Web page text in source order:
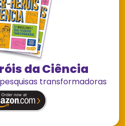
da Ciência
transformadoras